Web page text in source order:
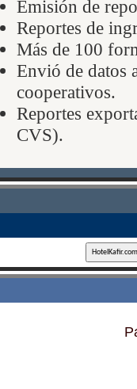
Emisión de
Reportes de
Más de 100
Envió de datos
cooperativos.
Reportes
CVS).